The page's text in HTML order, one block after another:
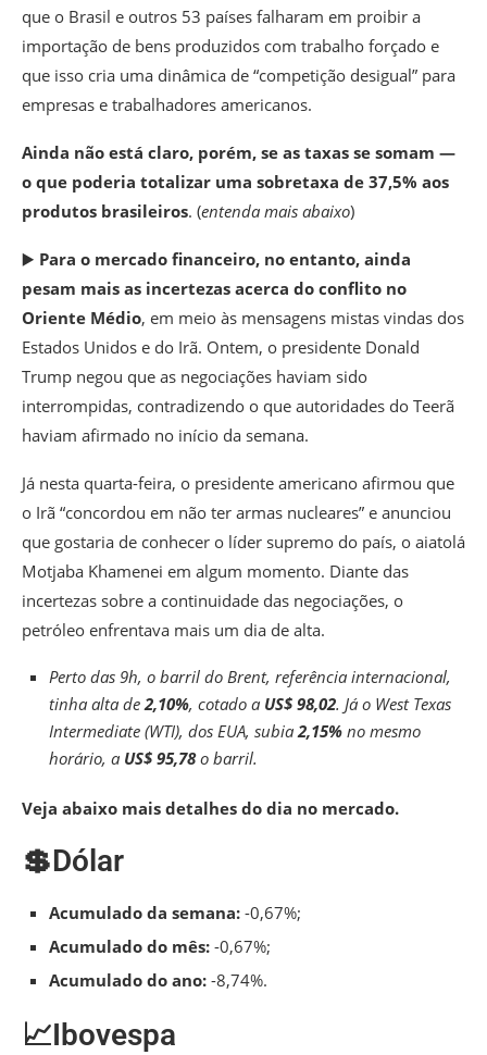
que o Brasil e outros 53 países falharam em proibir a
importação de bens produzidos com trabalho forçado e
que isso cria uma dinâmica de “competição desigual” para
empresas e trabalhadores americanos.
Ainda não está claro, porém, se as taxas se somam —
o que poderia totalizar uma sobretaxa de 37,5% aos
produtos brasileiros. (entenda mais abaixo)
▶️ Para o mercado financeiro, no entanto, ainda
pesam mais as incertezas acerca do conflito no
Oriente Médio, em meio às mensagens mistas vindas dos
Estados Unidos e do Irã. Ontem, o presidente Donald
Trump negou que as negociações haviam sido
interrompidas, contradizendo o que autoridades do Teerã
haviam afirmado no início da semana.
Já nesta quarta-feira, o presidente americano afirmou que
o Irã “concordou em não ter armas nucleares” e anunciou
que gostaria de conhecer o líder supremo do país, o aiatolá
Motjaba Khamenei em algum momento. Diante das
incertezas sobre a continuidade das negociações, o
petróleo enfrentava mais um dia de alta.
Perto das 9h, o barril do Brent, referência internacional,
tinha alta de2,10%, cotado a US$ 98,02. Já o West Texas
Intermediate (WTI), dos EUA, subia2,15% no mesmo
horário, a US$ 95,78o barril.
Veja abaixo mais detalhes do dia no mercado.
💲Dólar
Acumulado da semana: -0,67%;
Acumulado do mês: -0,67%;
Acumulado do ano: -8,74%.
📈Ibovespa